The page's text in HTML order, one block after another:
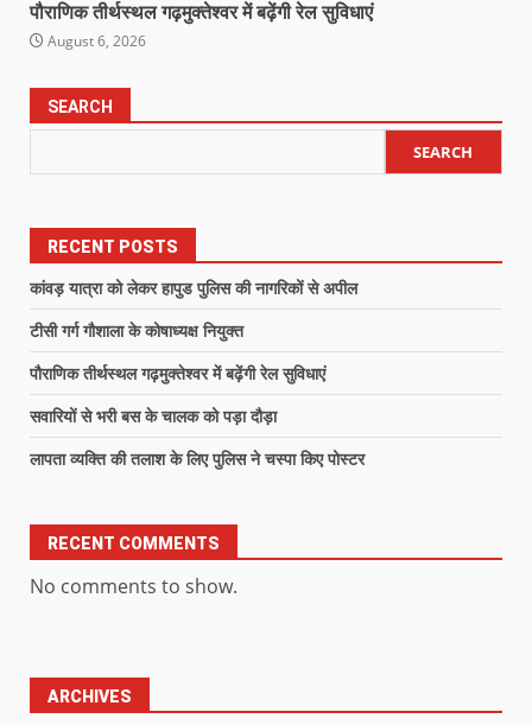
पौराणिक तीर्थस्थल गढ़मुक्तेश्वर में बढ़ेंगी रेल सुविधाएं
August 6, 2026
SEARCH
SEARCH
RECENT POSTS
कांवड़ यात्रा को लेकर हापुड पुलिस की नागरिकों से अपील
टीसी गर्ग गौशाला के कोषाध्यक्ष नियुक्त
पौराणिक तीर्थस्थल गढ़मुक्तेश्वर में बढ़ेंगी रेल सुविधाएं
सवारियों से भरी बस के चालक को पड़ा दौड़ा
लापता व्यक्ति की तलाश के लिए पुलिस ने चस्पा किए पोस्टर
RECENT COMMENTS
No comments to show.
ARCHIVES